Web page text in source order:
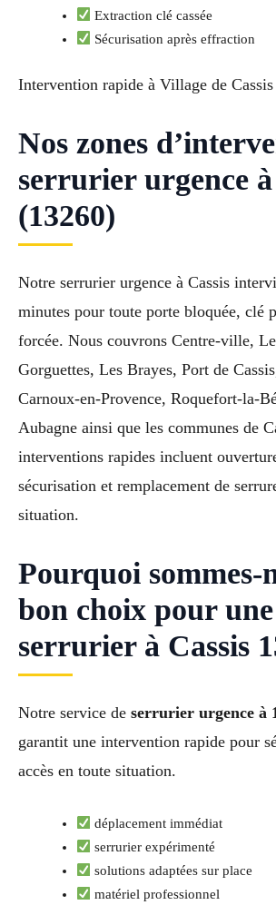
Extraction clé cassée
Sécurisation après effraction
Intervention rapide à Village de
Nos zones
serrurier urgence à
(13260)
Notre serrurier urgence à Cassis
minutes pour toute porte bloquée, clé
forcée. Nous couvrons Centre-ville,
Gorguettes, Les Brayes, Port de
Carnoux-en-Provence, Roquefort-la-
Aubagne ainsi que les communes de
interventions rapides incluent
sécurisation et remplacement de
situation.
Pourquoi sommes-
bon choix pour
serrurier à Cassis
Notre service de serrurier urgence à
garantit une intervention rapide pour
accès en toute situation.
déplacement immédiat
serrurier expérimenté
solutions adaptées sur place
matériel professionnel